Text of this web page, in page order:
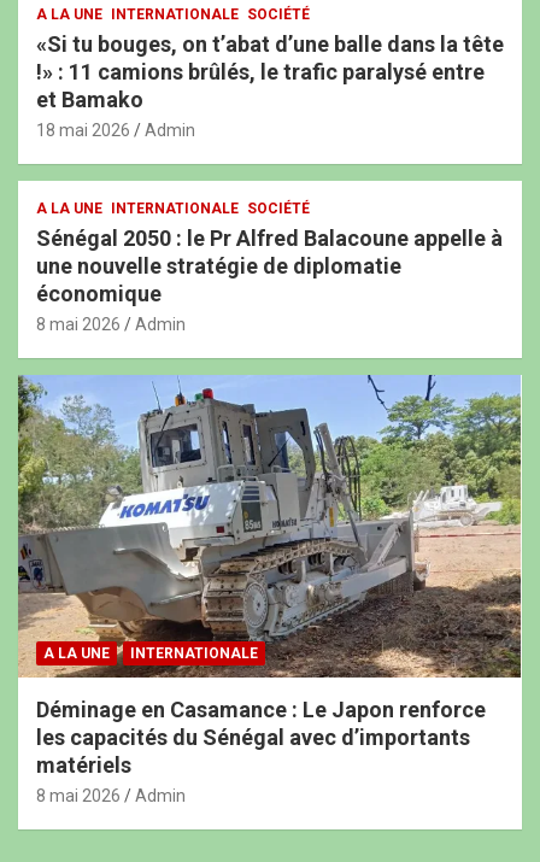
A LA UNE INTERNATIONALE SOCIÉTÉ
«Si tu bouges, on t’abat d’une balle dans la tête
!» : 11 camions brûlés, le trafic paralysé entre
et Bamako
18 mai 2026 Admin
A LA UNE INTERNATIONALE SOCIÉTÉ
Sénégal 2050 : le Pr Alfred Balacoune appelle à
une nouvelle stratégie de diplomatie
économique
8 mai 2026 Admin
A LA UNE INTERNATIONALE
Déminage en Casamance : Le Japon renforce
les capacités du Sénégal avec d’importants
matériels
8 mai 2026 Admin